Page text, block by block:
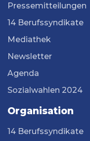
Pressemitteilungen
14 Berufssyndikate
Mediathek
Newsletter
Agenda
Sozialwahlen 2024
Organisation
14 Berufssyndikate